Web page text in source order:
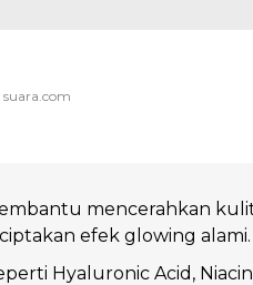
mencerahkan
efek glowing alami.
Hyaluronic Acid,